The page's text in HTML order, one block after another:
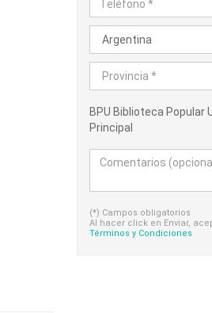
Argentina
Provincia *
BPU Biblioteca Popular
Principal
(*) Campos obligatorios
Al hacer click en Enviar,
Términos y Condiciones